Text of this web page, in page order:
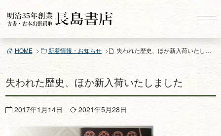
ン
ツ
ス
キ
プ
HOME 新着情報・お知らせ 失われた歴史、ほか新入荷いたしました
失われた歴史、ほか新入荷いたしました
2017年1月14日 2021年5月28日